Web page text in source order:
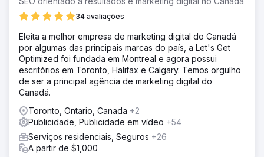
34 avaliações
Eleita a melhor empresa de marketing digital do Canadá
por algumas das principais marcas do país, a Let's Get
Optimized foi fundada em Montreal e agora possui
escritórios em Toronto, Halifax e Calgary. Temos orgulho
de ser a principal agência de marketing digital do
Canadá.
Toronto, Ontario, Canada +2
Publicidade, Publicidade em vídeo +54
Serviços residenciais, Seguros +26
A partir de $1,000